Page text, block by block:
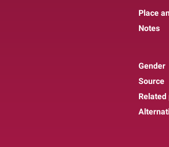
Place
Notes
Gender
Source